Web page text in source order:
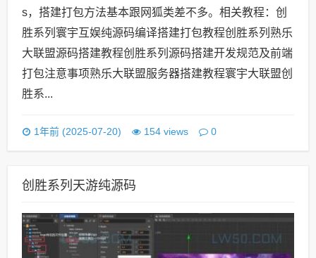
s，搭建打包方法基本跟网狐类差不多。相关教程：创
胜系列寰宇互娱纯源码编译搭建打包教程创胜系列熟乐
大联盟源码搭建教程创胜系列源码搭建开发规范及前端
打包注意事项熟乐大联盟服务器搭建教程寰宇大联盟创
胜系...
1年前 (2025-07-20) 154 views 0
创胜系列天游纯源码